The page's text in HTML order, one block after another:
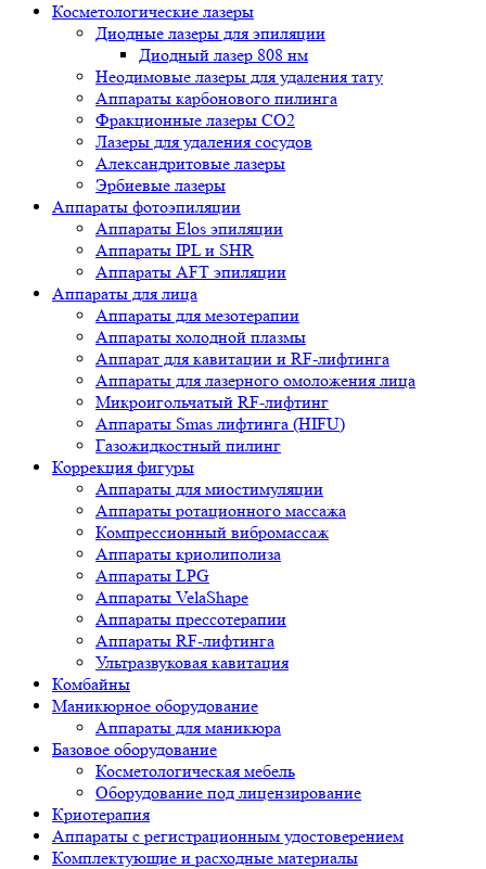
Косметологические лазеры
Диодные лазеры для эпиляции
Диодный лазер 808 нм
Неодимовые лазеры для удаления тату
Аппараты карбонового пилинга
Фракционные лазеры CO2
Лазеры для удаления сосудов
Александритовые лазеры
Эрбиевые лазеры
Аппараты фотоэпиляции
Аппараты Elos эпиляции
Аппараты IPL и SHR
Аппараты AFT эпиляции
Аппараты для лица
Аппараты для мезотерапии
Аппараты холодной плазмы
Аппарат для кавитации и RF-лифтинга
Аппараты для лазерного омоложения лица
Микроигольчатый RF-лифтинг
Аппараты Smas лифтинга (HIFU)
Газожидкостный пилинг
Коррекция фигуры
Аппараты для миостимуляции
Аппараты ротационного массажа
Компрессионный вибромассаж
Аппараты криолиполиза
Аппараты LPG
Аппараты VelaShape
Аппараты прессотерапии
Аппараты RF-лифтинга
Ультразвуковая кавитация
Комбайны
Маникюрное оборудование
Аппараты для маникюра
Базовое оборудование
Косметологическая мебель
Оборудование под лицензирование
Криотерапия
Аппараты c регистрационным удостоверением
Комплектующие и расходные материалы